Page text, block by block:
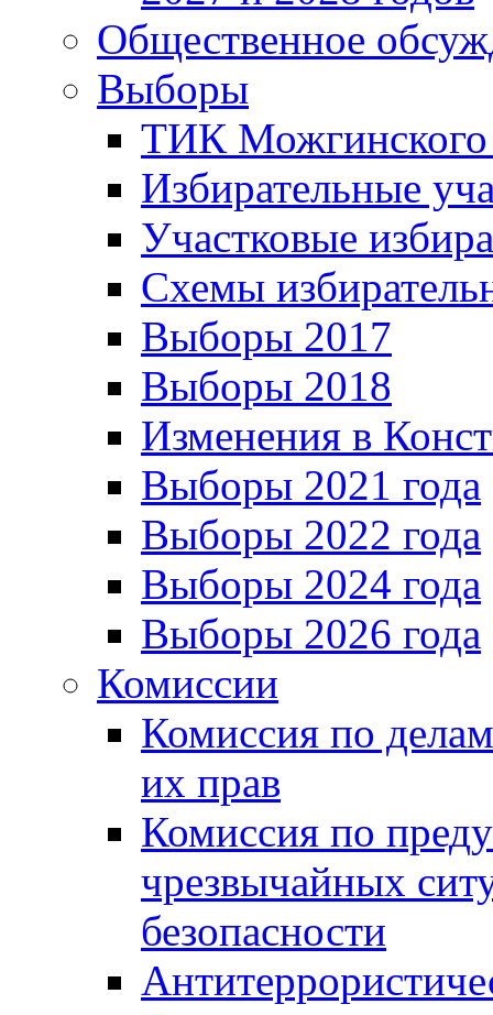
Общественное
Выборы
ТИК Можгинского
Избирательные
Участковые
Схемы
Выборы 2017
Выборы 2018
Изменения в
Выборы 2021 года
Выборы 2022 года
Выборы 2024 года
Выборы 2026 года
Комиссии
Комиссия по
их прав
Комиссия по
чрезвычайных
безопасности